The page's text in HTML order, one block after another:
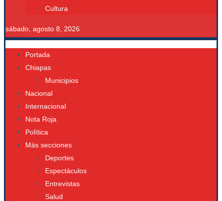
Cultura
sábado, agosto 8, 2026
Portada
Chiapas
Municipios
Nacional
Internacional
Nota Roja
Política
Más secciones
Deportes
Espectáculos
Entrevistas
Salud